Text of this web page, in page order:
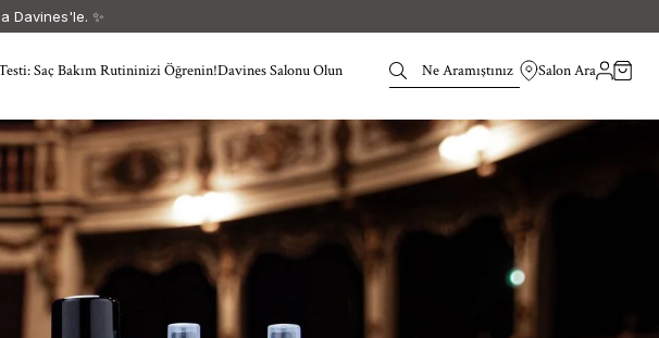
ücretsiz. 🎁
Saç Bakım Rutininizi Öğrenin!Davines Salonu Olun Salon Ara